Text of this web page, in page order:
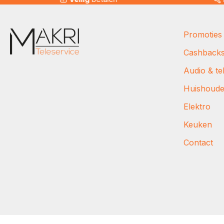
Promoties
Cashbacks
Audio &
Elektro
Keuken
Contact